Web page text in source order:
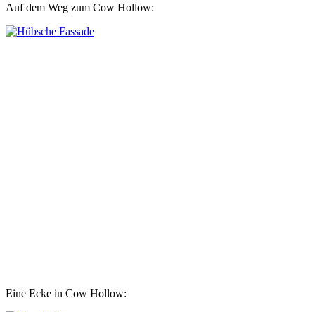
Auf dem Weg zum Cow Hollow:
Eine Ecke in Cow Hollow: